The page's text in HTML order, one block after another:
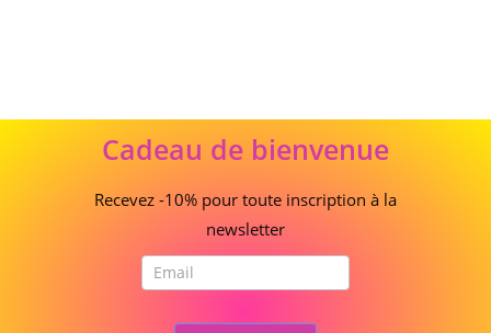
deCadeau de bienvenue
Recevez -10% pour toute inscription à la
newsletter